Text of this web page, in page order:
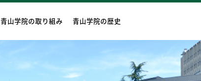
青山学院の取り組み 青山学院の歴史